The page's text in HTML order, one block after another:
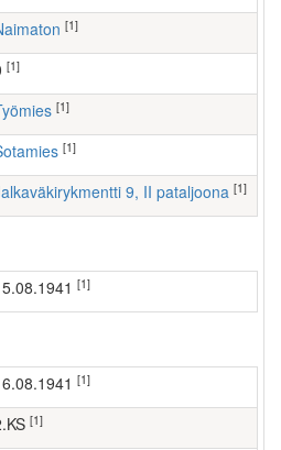
Naimaton [1]
[1]
työmies [1]
Sotamies [1]
Jalkaväkirykmentti 9, II pataljoona [1]
15.08.1941 [1]
16.08.1941 [1]
2.KS [1]